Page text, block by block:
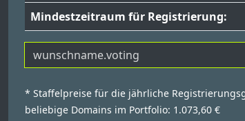
Mindestzeitraum für Registrierung:
* Staffelpreise für die jährliche
beliebige Domains im Portfolio: 1.073,60 €